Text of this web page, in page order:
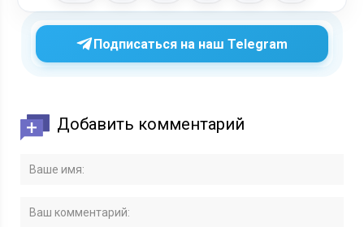
Подписаться на наш Telegram
Добавить комментарий